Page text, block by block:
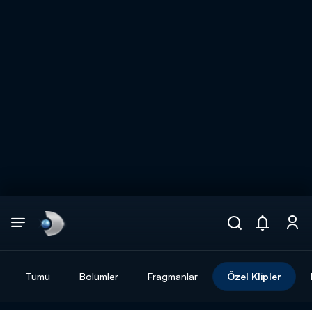
Tümü Bölümler Fragmanlar Özel Klipler